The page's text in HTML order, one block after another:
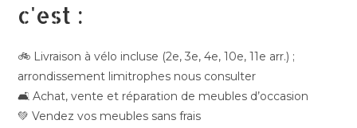
c'est :
🚲 Livraison à vélo incluse (2e, 3e, 4e, 10e, 11e arr.) ;
arrondissement limitrophes nous consulter
🛋️ Achat, vente et réparation de meubles d’occasion
💚 Vendez vos meubles sans frais